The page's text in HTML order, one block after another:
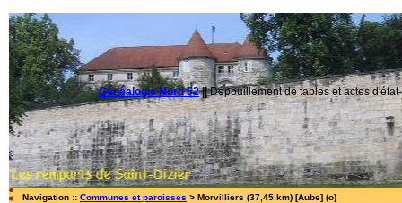
Généalogie Nord 52||Dépouillement de tables et actes
Navigation :: Communes et paroisses > Morvilliers (37,45 km) [Aube] (o)